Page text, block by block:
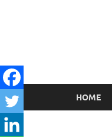
HOME